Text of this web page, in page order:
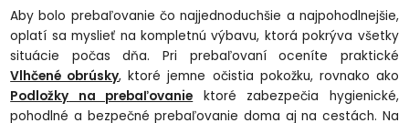
Aby bolo prebaľovanie čo najjednoduchšie a najpohodlnejšie,
oplatí sa myslieť na kompletnú výbavu, ktorá pokrýva všetky
situácie počas dňa. Pri prebaľovaní oceníte praktické
Vlhčené obrúsky, ktoré jemne očistia pokožku, rovnako ako
Podložky na prebaľovanie ktoré zabezpečia hygienické,
pohodlné a bezpečné prebaľovanie doma aj na cestách. Na